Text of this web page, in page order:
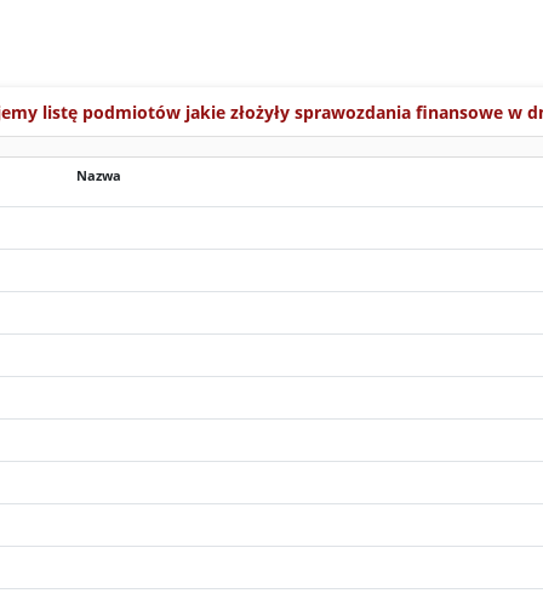
listę podmiotów jakie złożyły sprawozdania finansowe w
Nazwa